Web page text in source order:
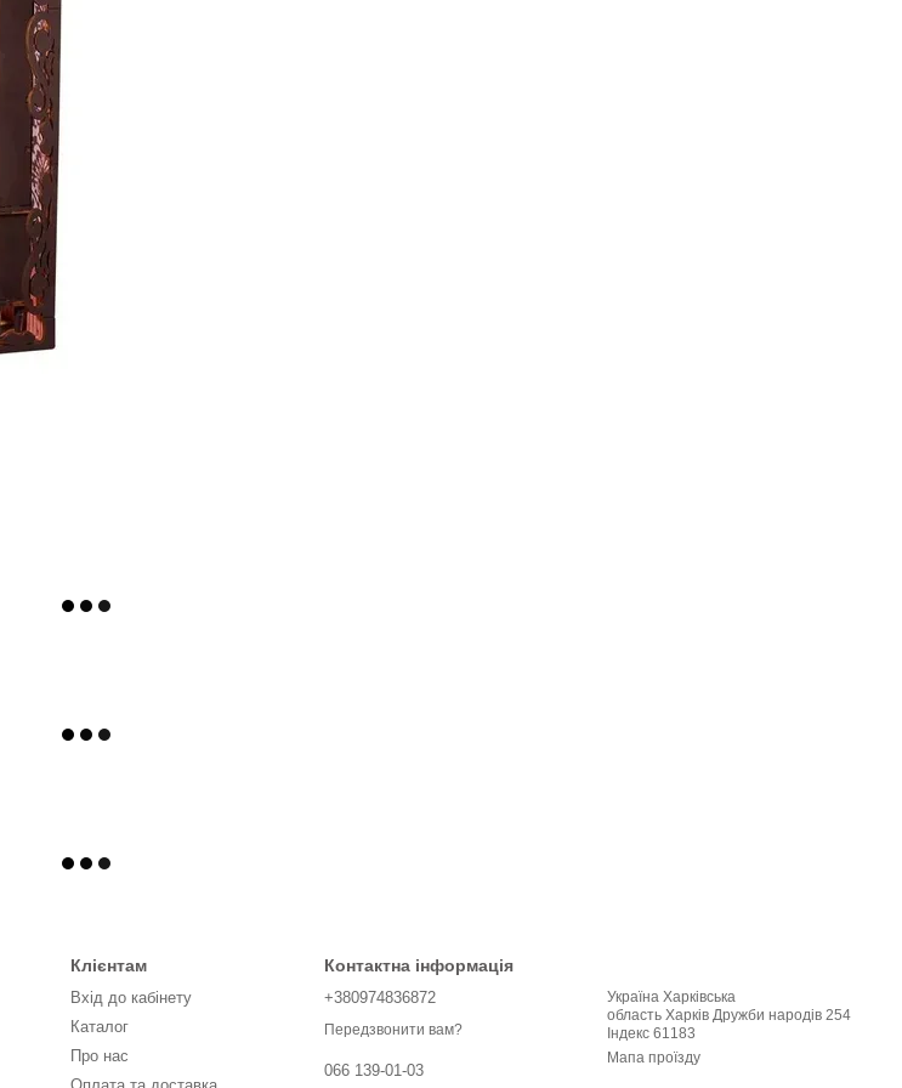
Клієнтам
Вхід до кабінету
Каталог
Про нас
Контактна інформація
+380974836872
Передзвонити вам?
066 139-01-03
Україна Харківська
область Харків Дружби народів 254
Індекс 61183
Мапа проїзду